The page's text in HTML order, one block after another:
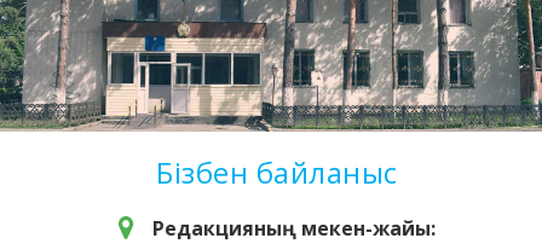
Бізбен байланыс
Редакцияның мекен-жайы: